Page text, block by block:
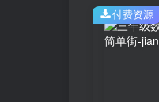
付费资源